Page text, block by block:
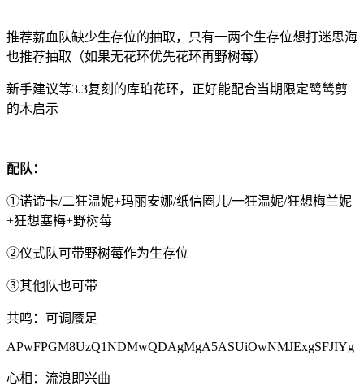
推荐薪血队缺少生存位的抽取，只有一两个生存位想打迷思海
也推荐抽取（如果无花环优先花环再野树莓）
新手建议等3.3复刻的库珀花环，正好能配合当期限定鹭鸶剪
的木启示
配队：
①诺谛卡/二狂温妮+玛丽安娜/纸信圈儿/一狂温妮/狂想梅兰妮
+狂想塞梅+野树莓
②仪式队可带野树莓作为生存位
③其他队也可带
共鸣：可调餍足
APwFPGM8UzQ1NDMwQDAgMgA5ASUiOwNMJExgSFJIYg
心相：流浪即兴曲